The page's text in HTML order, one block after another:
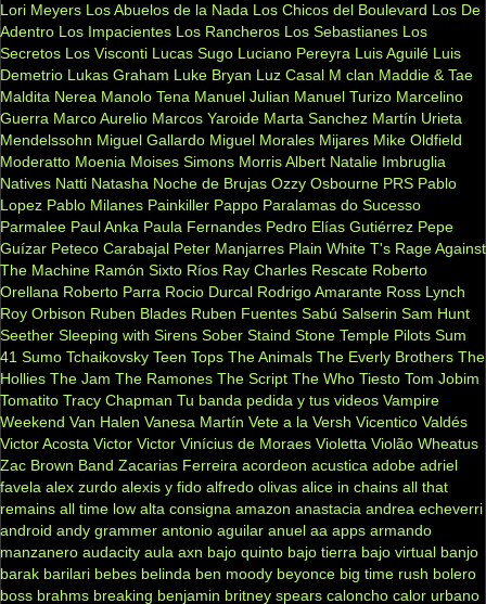
Lori Meyers Los Abuelos de la Nada Los Chicos del Boulevard Los De
Adentro Los Impacientes Los Rancheros Los Sebastianes Los
Secretos Los Visconti Lucas Sugo Luciano Pereyra Luis Aguilé Luis
Demetrio Lukas Graham Luke Bryan Luz Casal M clan Maddie & Tae
Maldita Nerea Manolo Tena Manuel Julian Manuel Turizo Marcelino
Guerra Marco Aurelio Marcos Yaroide Marta Sanchez Martín Urieta
Mendelssohn Miguel Gallardo Miguel Morales Mijares Mike Oldfield
Moderatto Moenia Moises Simons Morris Albert Natalie Imbruglia
Natives Natti Natasha Noche de Brujas Ozzy Osbourne PRS Pablo
Lopez Pablo Milanes Painkiller Pappo Paralamas do Sucesso
Parmalee Paul Anka Paula Fernandes Pedro Elías Gutiérrez Pepe
Guízar Peteco Carabajal Peter Manjarres Plain White T's Rage Against
The Machine Ramón Sixto Ríos Ray Charles Rescate Roberto
Orellana Roberto Parra Rocio Durcal Rodrigo Amarante Ross Lynch
Roy Orbison Ruben Blades Ruben Fuentes Sabú Salserin Sam Hunt
Seether Sleeping with Sirens Sober Staind Stone Temple Pilots Sum
41 Sumo Tchaikovsky Teen Tops The Animals The Everly Brothers The
Hollies The Jam The Ramones The Script The Who Tiesto Tom Jobim
Tomatito Tracy Chapman Tu banda pedida y tus videos Vampire
Weekend Van Halen Vanesa Martín Vete a la Versh Vicentico Valdés
Victor Acosta Victor Victor Vinícius de Moraes Violetta Violão Wheatus
Zac Brown Band Zacarias Ferreira acordeon acustica adobe adriel
favela alex zurdo alexis y fido alfredo olivas alice in chains all that
remains all time low alta consigna amazon anastacia andrea echeverri
android andy grammer antonio aguilar anuel aa apps armando
manzanero audacity aula axn bajo quinto bajo tierra bajo virtual banjo
barak barilari bebes belinda ben moody beyonce big time rush bolero
boss brahms breaking benjamin britney spears caloncho calor urbano